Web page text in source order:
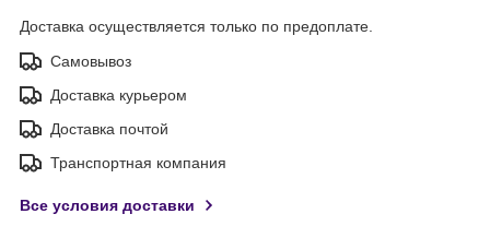
Доставка осуществляется только по предоплате.
Самовывоз
Доставка курьером
Доставка почтой
Транспортная компания
Все условия доставки